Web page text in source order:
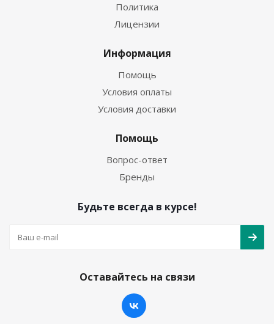
Политика
Лицензии
Информация
Помощь
Условия оплаты
Условия доставки
Помощь
Вопрос-ответ
Бренды
Будьте всегда в курсе!
Оставайтесь на связи